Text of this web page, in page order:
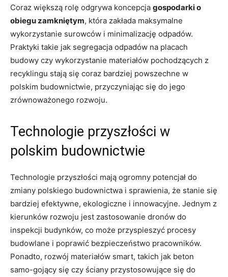
Coraz większą ⁢rolę odgrywa koncepcja gospodarki o​
obiegu zamkniętym, która zakłada maksymalne
wykorzystanie surowców i‌ minimalizację odpadów. ​
Praktyki takie jak segregacja odpadów na placach
budowy czy wykorzystanie materiałów pochodzących ‍z
recyklingu stają się coraz bardziej powszechne w
polskim budownictwie, przyczyniając się do jego
zrównoważonego rozwoju.
Technologie przyszłości w
polskim budownictwie
Technologie ⁢przyszłości mają ogromny potencjał do⁣
zmiany polskiego budownictwa i sprawienia, że stanie się
bardziej efektywne, ekologiczne i innowacyjne. Jednym z
kierunków rozwoju jest zastosowanie dronów do
inspekcji​ budynków, co może przyspieszyć procesy
budowlane i poprawić bezpieczeństwo pracowników.
Ponadto, rozwój materiałów smart, takich jak beton⁣
samo-gojący się czy ściany przystosowujące się do